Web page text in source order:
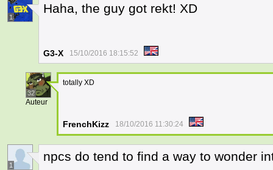
1
Haha, the guy got rekt! XD
G3-X 15/10/2016 18:15:52
32
Auteur
totally XD
FrenchKizz 18/10/2016 11:30:24
1
npcs do tend to find a way to wonder